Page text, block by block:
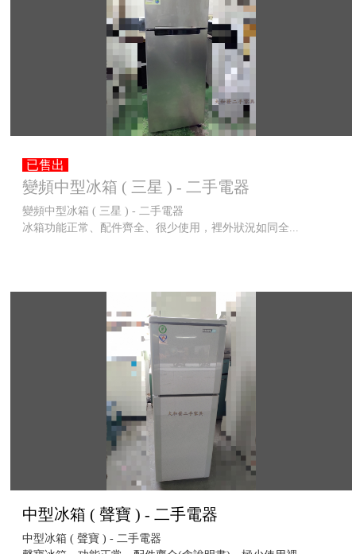
已售出
變頻中型冰箱 ( 三星 ) - 二手電器
變頻中型冰箱 ( 三星 ) - 二手電器
冰箱功能正常、配件齊全、很少使用，裡外狀況如同全...
中型冰箱 ( 聲寶 ) - 二手電器
中型冰箱 ( 聲寶 ) - 二手電器